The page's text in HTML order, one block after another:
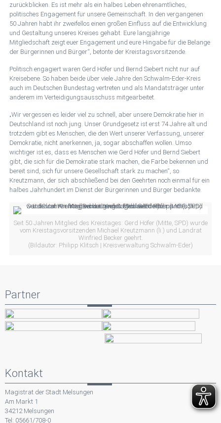
zurückblicken. Es ist mehr als ein halbes Leben ehrenamtliches,
politisches Engagement für unsere Gemeinschaft. In den vergangenen
50 Jahren habt ihr zweifellos einen großen Einfluss auf die Entwicklung
und Gestaltung unseres Kreises gehabt. Eure langjährige
Mitgliedschaft zeigt euer Engagement und eure Hingabe für die Belange
der Bürgerinnen und Bürger“, betonte der Kreistagsvorsitzende.
Politisch engagiert waren Gerd Höfer und Bernd Siebert nicht nur auf
Kreisebene. So haben beide über viele Jahre den Schwalm-Eder-Kreis
auch im Deutschen Bundestag vertreten und als Mandatsträger unter
anderem im Verteidigungsausschuss mitgearbeitet.
„Wir vergessen es leider viel zu schnell, aber unsere Demokratie hier in
Deutschland ist noch jung. Unser Grundgesetz ist erst 74 Jahre alt und
trotzdem gibt es Menschen, die den Wert unserer Verfassung, unserer
Demokratie, nicht anerkennen, ja, sogar abschaffen wollen. Umso
wichtiger ist es, dass es Menschen wie Gerd Höfer und Bernd Siebert
gibt, die sich für die Demokratie stark machen, die Farbe bekennen und
bereit sind, sich für unsere Gesellschaft stark zu machen“, so
Kreutzmann, der sich abschließend bei den Geehrten noch einmal für ein
halbes Jahrhundert im Dienst der Bürgerinnen und Bürger bedankte.
Seit 50 Jahren Mitglied des Kreistages: Gerd Höfer (Mitte, SPD) wurde
vom Kreistagsvorsitzenden Michael Kreutzmann (li.) und Landrat
Winfried Becker geehrt.
(Bildautor: Philipp Klitsch | Kreisverwaltung Schwalm-Eder)
Partner
Kontakt
Magistrat der Stadt Melsungen
Am Markt 1
34212 Melsungen
Tel: 05661/708-0